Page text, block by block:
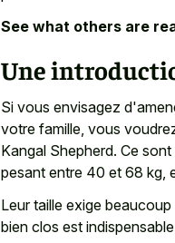
See what others are
Une
Si vous envisagez
votre famille, vous
Kangal Shepherd. Ce
pesant entre 40 et 68 kg,
Leur taille exige
bien clos est